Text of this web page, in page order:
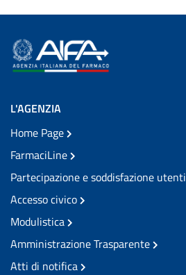
L'AGENZIA
Home Page
FarmaciLine
Partecipazione e soddisfazione utenti
Accesso civico
Modulistica
Amministrazione Trasparente
Atti di notifica